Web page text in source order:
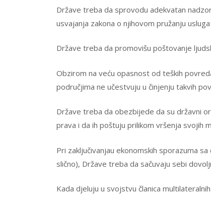
Države treba da sprovodu adekvatan
usvajanja zakona o njihovom pružanju
Države treba da promovišu poštovanje
Obzirom na veću opasnost od teških
područjima ne učestvuju u činjenju takvih
Države treba da obezbijede da su državni
prava i da ih poštuju prilikom vršenja svojih
Pri zaključivanjau ekonomskih sporazuma
slično), Države treba da sačuvaju sebi
Kada djeluju u svojstvu članica